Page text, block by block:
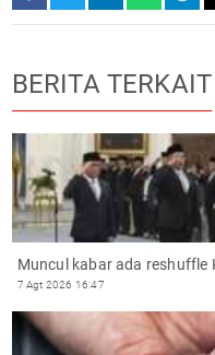
BERITA TERKAIT
Muncul kabar ada reshuffle
7 Agt 2026 16:47